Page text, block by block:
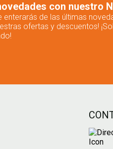
con nuestro
de las últimas
ofertas y descuentos!